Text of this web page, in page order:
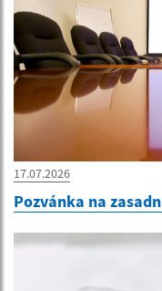
17.07.2026
Pozvánka na